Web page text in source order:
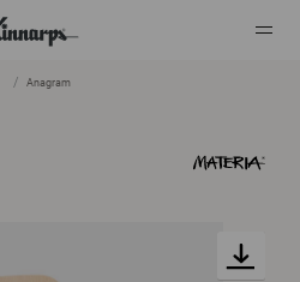
Anagram